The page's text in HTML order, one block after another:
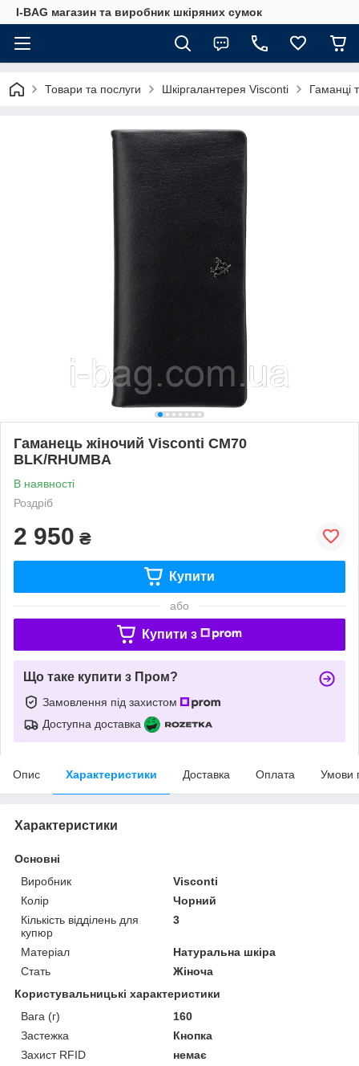
I-BAG магазин та виробник шкіряних сумок
Товари та послуги Шкіргалантерея Visconti Гаманці
Гаманець жіночий Visconti CM70
BLK/RHUMBA
В наявності
Роздріб
2 950 ₴
Купити
або
Купити з
Що таке купити з Пром?
Замовлення під захистом
Доступна доставка
Опис Характеристики Доставка Оплата Умови
Характеристики
Основні
Виробник
Visconti
Колір
Чорний
Кількість відділень для
купюр
3
Матеріал
Натуральна шкіра
Стать
Жіноча
Користувальницькі характеристики
Вага (г)
160
Застежка
Кнопка
Захист RFID
немає